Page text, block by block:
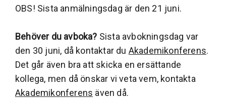
OBS! Sista anmälningsdag är den 21 juni.
Behöver du avboka? Sista avbokningsdag var
den 30 juni, då kontaktar du Akademikonferens.
Det går även bra att skicka en ersättande
kollega, men då önskar vi veta vem, kontakta
Akademikonferens även då.